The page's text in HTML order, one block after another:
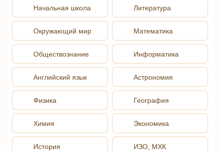
Начальная школа
Окружающий мир
Обществознание
Английский язык
Литература
Математика
Информатика
Астрономия
Физика
Химия
История
География
Экономика
ИЗО, МХК